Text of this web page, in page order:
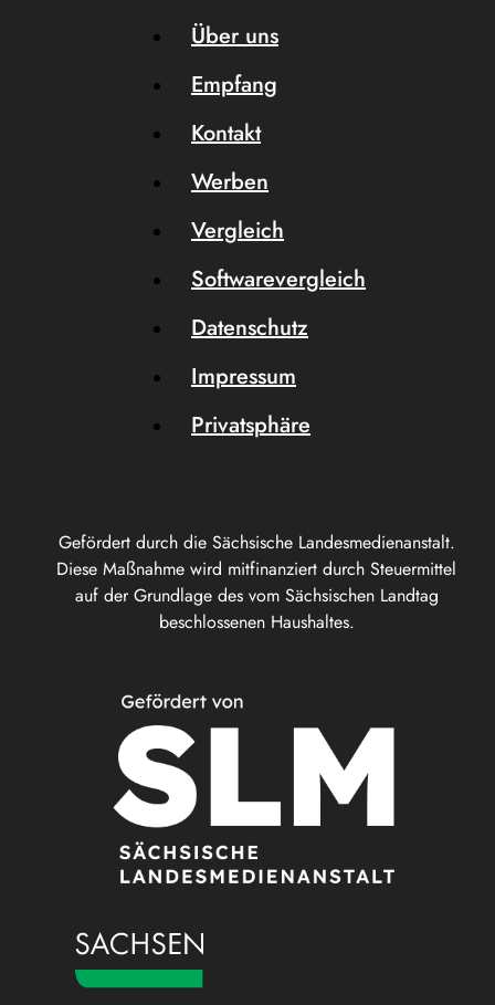
Gefördert durch die Sächsische Landesmedienanstalt.
Diese Maßnahme wird mitfinanziert durch Steuermittel
auf der Grundlage des vom Sächsischen Landtag
beschlossenen Haushaltes.
Über uns
Empfang
Kontakt
Werben
Vergleich
Softwarevergleich
Datenschutz
Impressum
Privatsphäre